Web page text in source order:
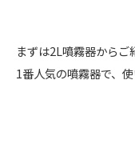
まずは2L噴霧器からご
1番人気の噴霧器で、使